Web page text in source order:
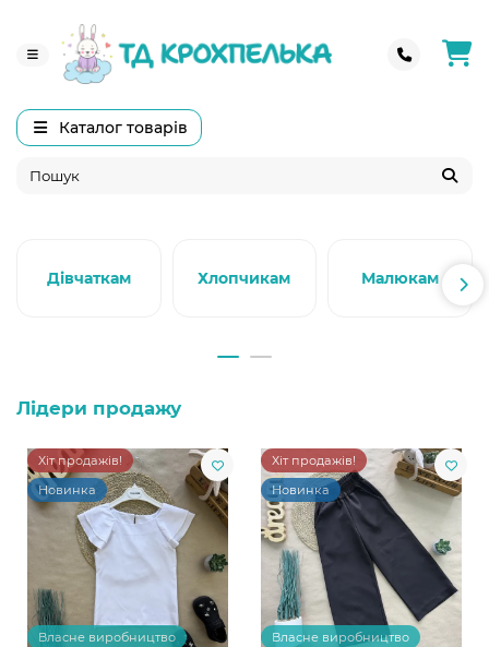
Каталог товарів
Дівчаткам Хлопчикам Малюкам
Лідери продажу
Хіт продажів!
Новинка
Власне виробництво
Хіт продажів!
Новинка
Власне виробництво